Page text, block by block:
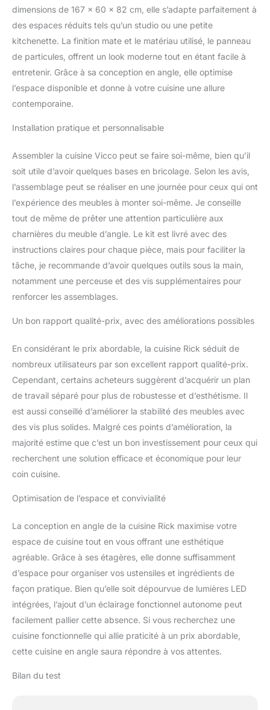
La cuisine en forme de L
a une largeur de 167x187
cm, une hauteur de 82
cm et une profondeur de
travail ont une
profondeur de 60 cm.
de 16 mm facile à
revêtement en résine de
mélamine. LIVRAISON :
bloc de cuisine avec plan
de travail, matériel de
montage, instructions de
montage (sauf indication
contraire, les appareils
décorations ne font pas
partie de la livraison).
dimensions de 167 x 60 x 82 cm, elle s’adapte parfaitement à
des espaces réduits tels qu’un studio ou une petite
kitchenette. La finition mate et le matériau utilisé, le panneau
de particules, offrent un look moderne tout en étant facile à
entretenir. Grâce à sa conception en angle, elle optimise
l’espace disponible et donne à votre cuisine une allure
contemporaine.
Installation pratique et personnalisable
Assembler la cuisine Vicco peut se faire soi-même, bien qu’il
soit utile d’avoir quelques bases en bricolage. Selon les avis,
l’assemblage peut se réaliser en une journée pour ceux qui ont
l’expérience des meubles à monter soi-même. Je conseille
tout de même de prêter une attention particulière aux
charnières du meuble d’angle. Le kit est livré avec des
instructions claires pour chaque pièce, mais pour faciliter la
tâche, je recommande d’avoir quelques outils sous la main,
notamment une perceuse et des vis supplémentaires pour
renforcer les assemblages.
Un bon rapport qualité-prix, avec des améliorations possibles
En considérant le prix abordable, la cuisine Rick séduit de
nombreux utilisateurs par son excellent rapport qualité-prix.
Cependant, certains acheteurs suggèrent d’acquérir un plan
de travail séparé pour plus de robustesse et d’esthétisme. Il
est aussi conseillé d’améliorer la stabilité des meubles avec
des vis plus solides. Malgré ces points d’amélioration, la
majorité estime que c’est un bon investissement pour ceux qui
recherchent une solution efficace et économique pour leur
coin cuisine.
Optimisation de l’espace et convivialité
La conception en angle de la cuisine Rick maximise votre
espace de cuisine tout en vous offrant une esthétique
agréable. Grâce à ses étagères, elle donne suffisamment
d’espace pour organiser vos ustensiles et ingrédients de
façon pratique. Bien qu’elle soit dépourvue de lumières LED
intégrées, l’ajout d’un éclairage fonctionnel autonome peut
facilement pallier cette absence. Si vous recherchez une
cuisine fonctionnelle qui allie praticité à un prix abordable,
cette cuisine en angle saura répondre à vos attentes.
Bilan du test